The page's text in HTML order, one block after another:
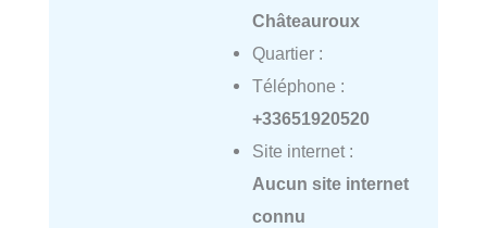
Châteauroux
Quartier :
Téléphone :
+33651920520
Site internet :
Aucun site internet
connu